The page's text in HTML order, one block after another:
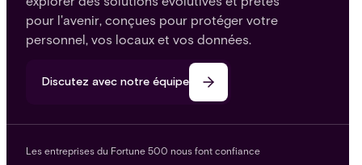
pour l'avenir, conçues pour protéger votre
personnel, vos locaux et vos données.
Discutez avec notre équipe
Les entreprises du Fortune 500 nous font confiance